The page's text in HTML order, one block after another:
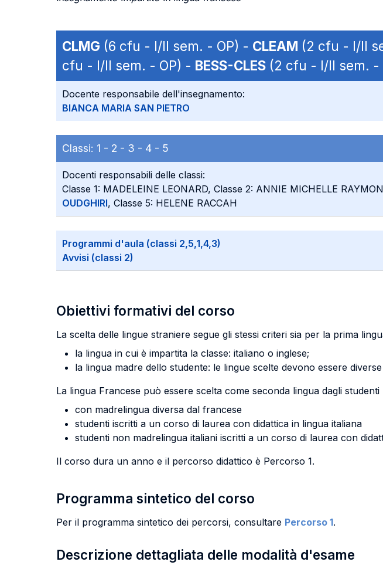
CLMG (6 cfu - I/II sem. - OP) - CLEAM (2 cfu - I/II
cfu - I/II sem. - OP) - BESS-CLES (2 cfu - I/II sem. -
Docente responsabile dell'insegnamento:
BIANCA MARIA SAN PIETRO
Classi: 1 - 2 - 3 - 4 - 5
Docenti responsabili delle classi:
Classe 1: MADELEINE LEONARD, Classe 2: ANNIE MICHELLE
OUDGHIRI, Classe 5: HELENE RACCAH
Programmi d'aula (classi 2,5,1,4,3)
Avvisi (classi 2)
Obiettivi formativi del corso
La scelta delle lingue straniere segue gli stessi criteri sia per la prima
la lingua in cui è impartita la classe: italiano o inglese;
la lingua madre dello studente: le lingue scelte devono essere
La lingua Francese può essere scelta come seconda lingua dagli studenti
con madrelingua diversa dal francese
studenti iscritti a un corso di laurea con didattica in lingua italiana
studenti non madrelingua italiani iscritti a un corso di laurea con
Il corso dura un anno e il percorso didattico è Percorso 1.
Programma sintetico del corso
Per il programma sintetico dei percorsi, consultare Percorso 1.
Descrizione dettagliata delle modalità d'esame